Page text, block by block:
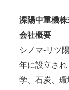
溧陽中重機株
会社概要
シノマ-リツ
年に設立さ
学、石炭、